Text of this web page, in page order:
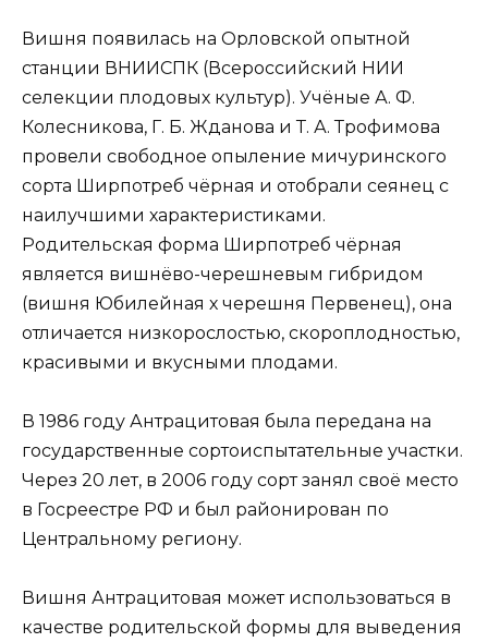
Вишня появилась на Орловской опытной
станции ВНИИСПК (Всероссийский НИИ
селекции плодовых культур). Учёные А. Ф.
Колесникова, Г. Б. Жданова и Т. А. Трофимова
провели свободное опыление мичуринского
сорта Ширпотреб чёрная и отобрали сеянец с
наилучшими характеристиками.
Родительская форма Ширпотреб чёрная
является вишнёво-черешневым гибридом
(вишня Юбилейная х черешня Первенец), она
отличается низкорослостью, скороплодностью,
красивыми и вкусными плодами.
В 1986 году Антрацитовая была передана на
государственные сортоиспытательные участки.
Через 20 лет, в 2006 году сорт занял своё место
в Госреестре РФ и был районирован по
Центральному региону.
Вишня Антрацитовая может использоваться в
качестве родительской формы для выведения